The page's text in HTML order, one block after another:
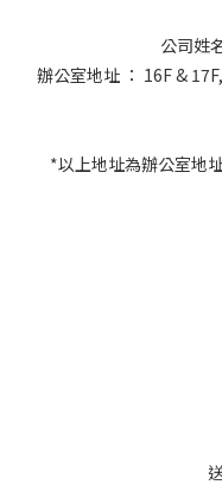
公司姓
辦公室地址 ： 16F &
*以上地址為辦公室地